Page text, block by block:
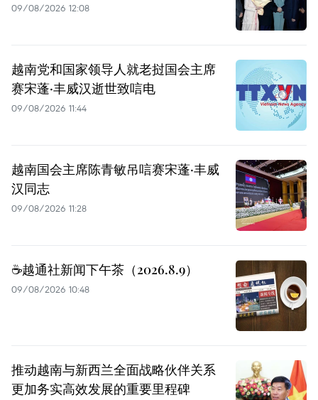
09/08/2026 12:08
越南党和国家领导人就老挝国会主席
赛宋蓬·丰威汉逝世致唁电
09/08/2026 11:44
越南国会主席陈青敏吊唁赛宋蓬·丰威
汉同志
09/08/2026 11:28
☕️越通社新闻下午茶（2026.8.9）
09/08/2026 10:48
推动越南与新西兰全面战略伙伴关系
更加务实高效发展的重要里程碑